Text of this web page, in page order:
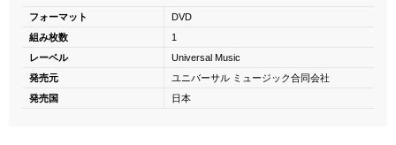
フォーマット
DVD
組み枚数
1
レーベル
Universal Music
発売元
ユニバーサル ミュージック合同会社
発売国
日本